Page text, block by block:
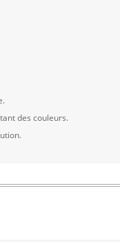
des couleurs.